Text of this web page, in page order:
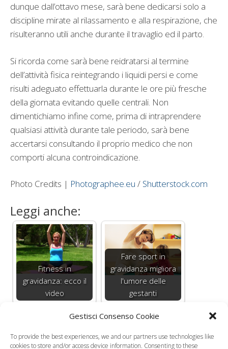
Gestisci Consenso Cookie
To provide the best experiences, we and our partners use technologies like
cookies to store and/or access device information. Consenting to these
dunque dall’ottavo mese, sarà bene dedicarsi solo a
discipline mirate al rilassamento e alla respirazione, che
risulteranno utili anche durante il travaglio ed il parto.
Si ricorda come sarà bene reidratarsi al termine
dell’attività fisica reintegrando i liquidi persi e come
risulti adeguato effettuarla durante le ore più fresche
della giornata evitando quelle centrali. Non
dimentichiamo infine come, prima di intraprendere
qualsiasi attività durante tale periodo, sarà bene
accertarsi consultando il proprio medico che non
comporti alcuna controindicazione.
Photo Credits | Photographee.eu / Shutterstock.com
Leggi anche:
Fitness in
gravidanza: ecco il
video
Fare sport in
gravidanza migliora
l'umore delle
gestanti